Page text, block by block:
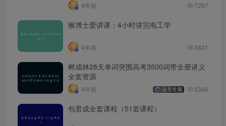
4年前 7297
猴博士爱讲课：4小时讲完电工学
4年前 3821
树成林28天单词突围高考3500词带全册讲义
全套资源
4年前 会员专属 3346
包君成全套课程（51套课程）